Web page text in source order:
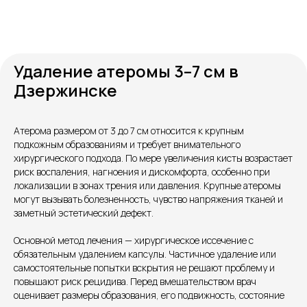
Удаление атеромы 3–7 см в
Дзержинске
Атерома размером от 3 до 7 см относится к крупным
подкожным образованиям и требует внимательного
хирургического подхода. По мере увеличения кисты возрастает
риск воспаления, нагноения и дискомфорта, особенно при
локализации в зонах трения или давления. Крупные атеромы
могут вызывать болезненность, чувство напряжения тканей и
заметный эстетический дефект.
Основной метод лечения — хирургическое иссечение с
обязательным удалением капсулы. Частичное удаление или
самостоятельные попытки вскрытия не решают проблему и
повышают риск рецидива. Перед вмешательством врач
оценивает размеры образования, его подвижность, состояние
Контакты
Единый номер